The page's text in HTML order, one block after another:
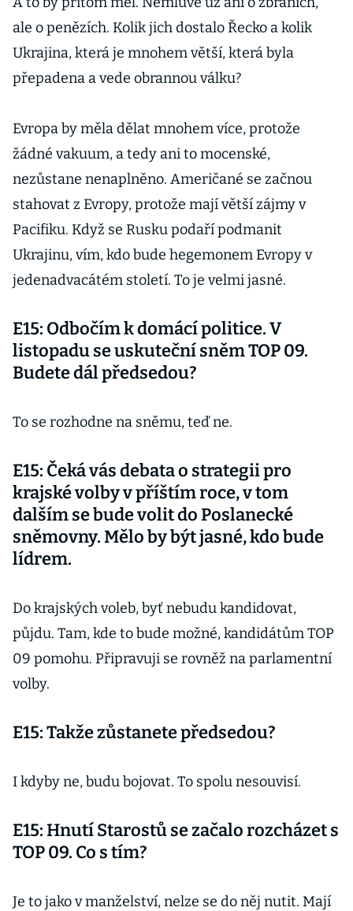
ale o penězích. Kolik jich dostalo Řecko a kolik
Ukrajina, která je mnohem větší, která byla
přepadena a vede obrannou válku?
Evropa by měla dělat mnohem více, protože
žádné vakuum, a tedy ani to mocenské,
nezůstane nenaplněno. Američané se začnou
stahovat z Evropy, protože mají větší zájmy v
Pacifiku. Když se Rusku podaří podmanit
Ukrajinu, vím, kdo bude hegemonem Evropy v
jedenadvacátém století. To je velmi jasné.
E15: Odbočím k domácí politice. V
listopadu se uskuteční sněm TOP 09.
Budete dál předsedou?
To se rozhodne na sněmu, teď ne.
E15: Čeká vás debata o strategii pro
krajské volby v příštím roce, v tom
dalším se bude volit do Poslanecké
sněmovny. Mělo by být jasné, kdo bude
lídrem.
Do krajských voleb, byť nebudu kandidovat,
půjdu. Tam, kde to bude možné, kandidátům TOP
09 pomohu. Připravuji se rovněž na parlamentní
volby.
E15: Takže zůstanete předsedou?
I kdyby ne, budu bojovat. To spolu nesouvisí.
E15: Hnutí Starostů se začalo rozcházet s
TOP 09. Co s tím?
Je to jako v manželství, nelze se do něj nutit. Mají